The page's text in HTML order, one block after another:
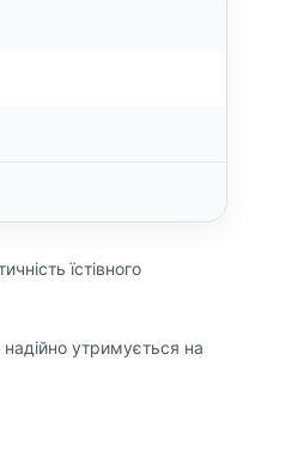
їстівного
утримується на